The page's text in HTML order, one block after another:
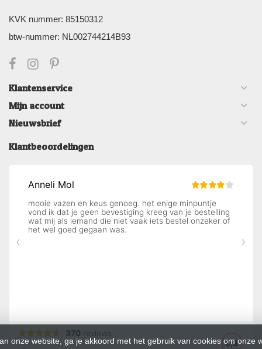
KVK nummer: 85150312
btw-nummer: NL002744214B93
Klantenservice
Mijn account
Nieuwsbrief
Klantbeoordelingen
onze website, ga je akkoord met het gebruik van cookies om onze